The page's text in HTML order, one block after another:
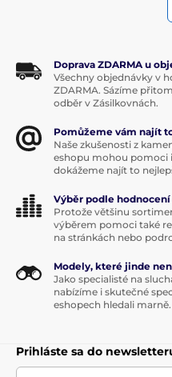
Doprava ZDARMA u
Všechny objednávky v
ZDARMA. Sázíme
odběr v Zásilkovnách.
Pomůžeme vám najít
Naše zkušenosti z
eshopu mohou pomoci
dokážeme najít to
Výběr podle
Protože většinu
výběrem pomoci také
na stránkách nebo
Modely, které jinde
Jako specialisté na
nabízíme i skutečné
eshopech hledali marně.
Prihláste sa do